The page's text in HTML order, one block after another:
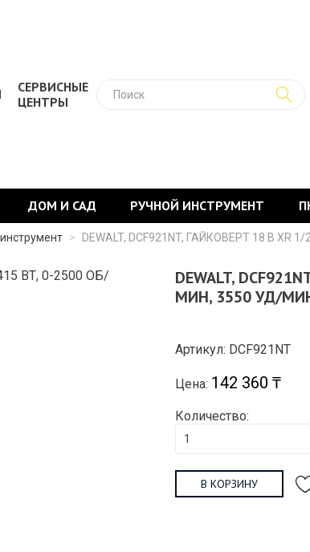
СЕРВИСНЫЕ
ЦЕНТРЫ
ДОМ И САД РУЧНОЙ ИНСТРУМЕНТ
> DEWALT, DCF921NT, ГАЙКОВЕРТ 18 В
DEWALT,
МИН, 3550 УД/
Артикул: DCF921NT
Цена: 142 360 ₸
Количество:
В КОРЗИНУ